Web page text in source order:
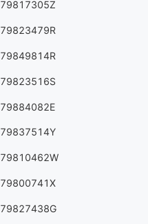
79817305Z
79823479R
79849814R
79823516S
79884082E
79837514Y
79810462W
79800741X
79827438G